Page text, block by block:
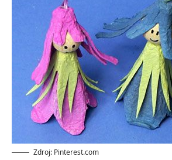
Zdroj: Pinterest.com